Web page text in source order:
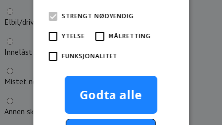
Elbil/drivstoff tom
Innelåst nøkkel
Mistet nøkkel
Annen skadeårsak
STRENGT NØDVENDIG
YTELSE MÅLRETTING
FUNKSJONALITET
Godta alle